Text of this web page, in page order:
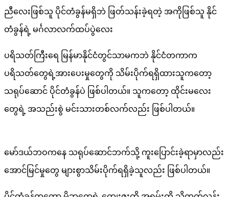
ညီလေးဖြစ်သူ ပိုင်တံခွန်မရှိဘဲ ဖြတ်သန်းခဲ့ရတဲ့ အကိုဖြစ်သူ နိုင်
တံခွန်ရဲ့ မင်္ဂလာလက်ထပ်ပွဲလေး
ပရိသတ်ကြီးရေ မြန်မာနိုင်ငံတွင်သာမကဘဲ နိုင်ငံတကာက
ပရိသတ်တွေရဲ့အားပေးမှုတွေကို သိမ်းပိုက်ရရှိထားသူကတော့
သရုပ်ဆောင် ပိုင်တံခွန်ပဲ ဖြစ်ပါတယ်။ သူကတော့ ထိုင်းမလေး
တွေရဲ့ အသည်းစွဲ မင်းသားတစ်လက်လည်း ဖြစ်ပါတယ်။
မော်ဒယ်ဘဝကနေ သရုပ်ဆောင်ဘက်သို့ ကူးပြောင်းခဲ့ရာမှာလည်း
အောင်မြင်မှုတွေ များစွာသိမ်းပိုက်ရရှိခဲ့သူလည်း ​ဖြစ်ပါတယ်။